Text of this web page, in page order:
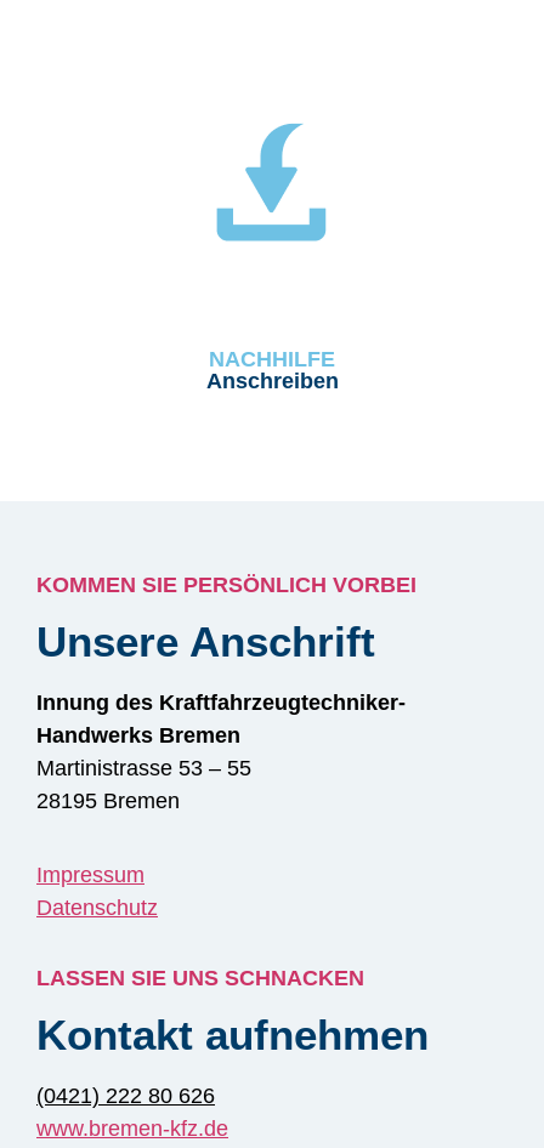
NACHHILFE
Anschreiben
KOMMEN SIE PERSÖNLICH VORBEI
Unsere Anschrift
Innung des Kraftfahrzeugtechniker-
Handwerks Bremen
Martinistrasse 53 – 55
28195 Bremen
Impressum
Datenschutz
LASSEN SIE UNS SCHNACKEN
Kontakt aufnehmen
(0421) 222 80 626
www.bremen-kfz.de